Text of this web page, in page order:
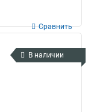
Сравнить
В наличии